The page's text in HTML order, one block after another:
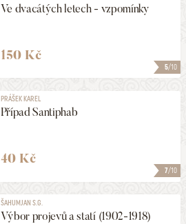
5/10
Ve dvacátých letech - vzpomínky
150 Kč
7/10
PRÁŠEK KAREL
Případ Santiphab
40 Kč
ŠAHUMJAN S.G.
Výbor projevů a statí (1902-1918)